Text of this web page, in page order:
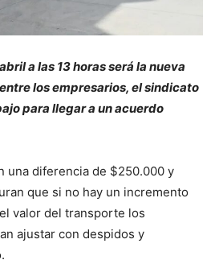
a las 13 horas será la nueva
los empresarios, el sindicato
para llegar a un acuerdo
una diferencia de $250.000 y
que si no hay un incremento
valor del transporte los
ajustar con despidos y